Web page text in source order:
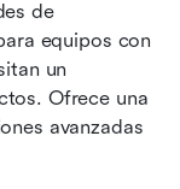
de
equipos con
un
Ofrece una
avanzadas